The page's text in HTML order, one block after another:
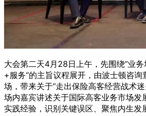
大会第二天4月28日上午，先围绕“业
+服务“的主旨议程展开，由波士顿咨询
场，带来关于“走出保险高客经营战术
场内嘉宾讲述关于国际高客业务市场发
实践经验，识别关键误区、聚焦内生发